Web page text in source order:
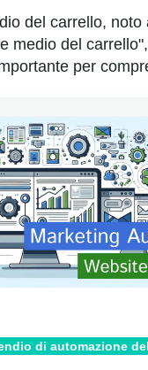
del carrello, noto
medio del
per
di automazione